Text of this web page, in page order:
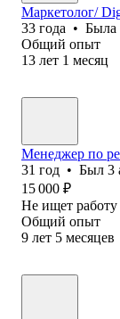
Маркетолог/
33 года • Была
Общий опыт
13 лет 1 месяц
Менеджер по
31 год • Был 3
15 000 ₽
Не ищет работу
Общий опыт
9 лет 5 месяцев